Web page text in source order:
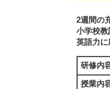
2週間の
小学校
英語力
研修内
授業内